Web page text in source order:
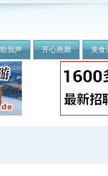
我声 开心画廊 美食